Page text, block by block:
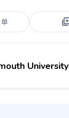
University